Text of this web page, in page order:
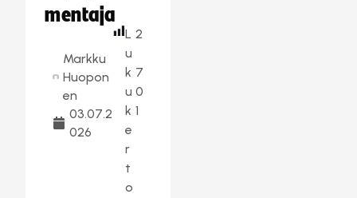
mentaja
Markku
Huopon
en
03.07.2
026
L
u
k
u
k
e
r
t
o
2
7
0
1